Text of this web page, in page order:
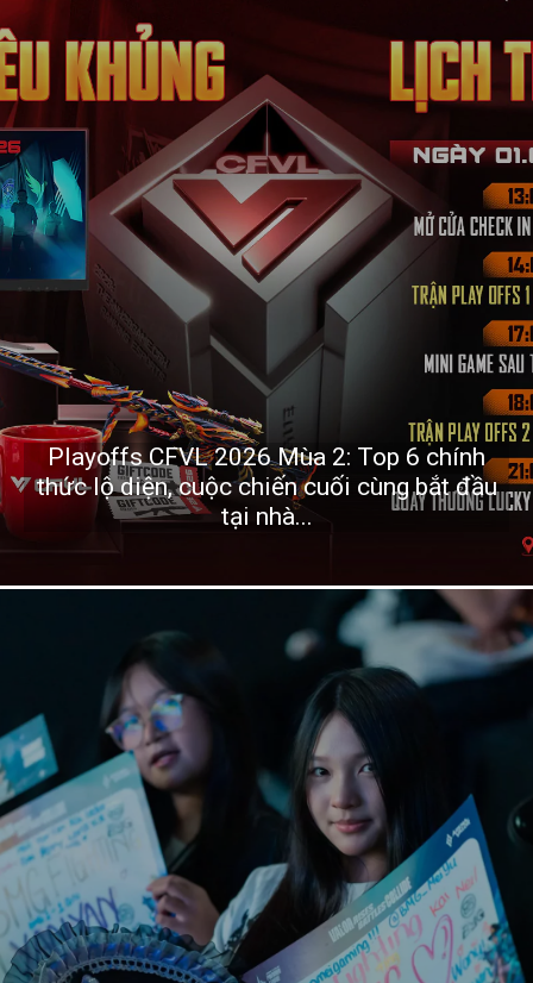
Playoffs CFVL 2026 Mùa 2: Top 6 chính
thức lộ diện, cuộc chiến cuối cùng bắt đầu
tại nhà...